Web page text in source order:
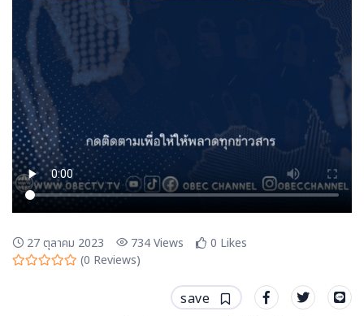
27 ตุลาคม 2023 734Views 0 Likes
(0 Reviews)
save